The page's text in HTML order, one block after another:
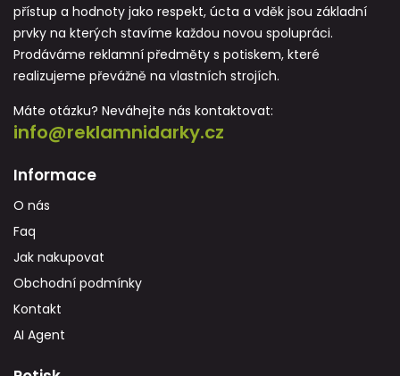
přístup a hodnoty jako respekt, úcta a vděk jsou základní
prvky na kterých stavíme každou novou spolupráci.
Prodáváme reklamní předměty s potiskem, které
realizujeme převážně na vlastních strojích.
Máte otázku? Neváhejte nás kontaktovat:
info@reklamnidarky.cz
Informace
O nás
Faq
Jak nakupovat
Obchodní podmínky
Kontakt
AI Agent